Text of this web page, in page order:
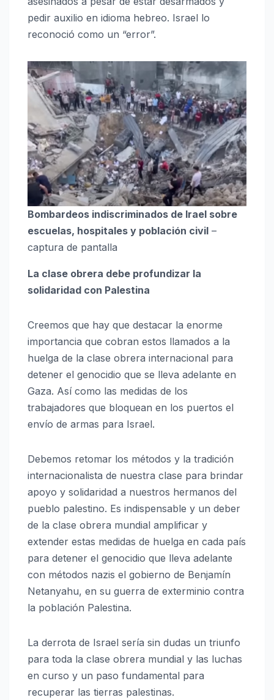
pedir auxilio en idioma hebreo. Israel lo
reconoció como un “error”.
Bombardeos indiscriminados de Irael sobre
escuelas, hospitales y población civil –
captura de pantalla
La clase obrera debe profundizar la
solidaridad con Palestina
Creemos que hay que destacar la enorme
importancia que cobran estos llamados a la
huelga de la clase obrera internacional para
detener el genocidio que se lleva adelante en
Gaza. Así como las medidas de los
trabajadores que bloquean en los puertos el
envío de armas para Israel.
Debemos retomar los métodos y la tradición
internacionalista de nuestra clase para brindar
apoyo y solidaridad a nuestros hermanos del
pueblo palestino. Es indispensable y un deber
de la clase obrera mundial amplificar y
extender estas medidas de huelga en cada país
para detener el genocidio que lleva adelante
con métodos nazis el gobierno de Benjamín
Netanyahu, en su guerra de exterminio contra
la población Palestina.
La derrota de Israel sería sin dudas un triunfo
para toda la clase obrera mundial y las luchas
en curso y un paso fundamental para
recuperar las tierras palestinas.